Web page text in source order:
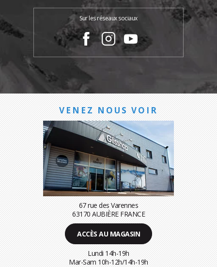
Sur les réseaux sociaux
VENEZ NOUS VOIR
67 rue des Varennes
63170 AUBIÈRE FRANCE
ACCÈS AU MAGASIN
Lundi 14h-19h
Mar-Sam 10h-12h/14h-19h